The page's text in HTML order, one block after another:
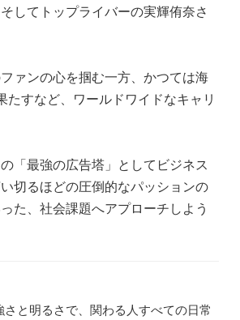
してトップライバーの実輝侑奈さ
ァンの心を掴む一方、かつては海
すなど、ワールドワイドなキャリ
「最強の広告塔」としてビジネス
切るほどの圧倒的なパッションの
た、社会課題へアプローチしよう
と明るさで、関わる人すべての日常